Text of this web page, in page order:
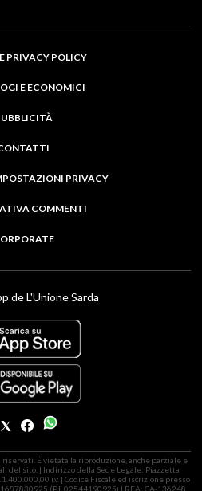
PRIVACY POLICY
E ECONOMICI
PRIVACY
COMMENTI
de L'Unione Sarda
É vietata la riproduzione, anche parziale e
del sito. | Indirizzo della Sede Legale: Piazzetta
i.v. | Codice Fiscale ed iscrizione presso
(P.I. 02544190925) | REA: CA-136248